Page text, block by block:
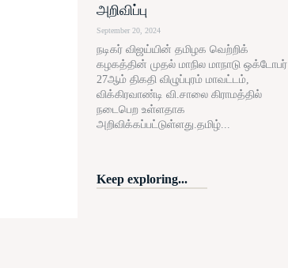
அறிவிப்பு
September 20, 2024
நடிகர் விஜய்யின் தமிழக வெற்றிக்
கழகத்தின் முதல் மாநில மாநாடு ஒக்டோபர்
27ஆம் திகதி விழுப்புரம் மாவட்டம்,
விக்கிரவாண்டி வி.சாலை கிராமத்தில்
நடைபெற உள்ளதாக
அறிவிக்கப்பட்டுள்ளது.தமிழ்...
Keep exploring...